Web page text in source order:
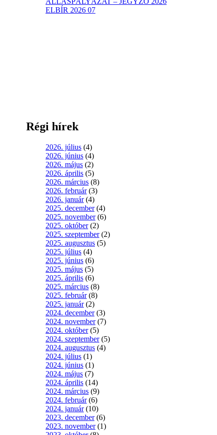
ELBÍR 2026 07
Régi hírek
2026. július (4)
2026. június (4)
2026. május (2)
2026. április (5)
2026. március (8)
2026. február(3)
2026. január(4)
2025. december(4)
2025. november(6)
2025. október(2)
2025. szeptember(2)
2025. augusztus (5)
2025. július (4)
2025. június (6)
2025. május (5)
2025. április (6)
2025. március (8)
2025. február(8)
2025. január(2)
2024. december(3)
2024. november(7)
2024. október(5)
2024. szeptember(5)
2024. augusztus (4)
2024. július (1)
2024. június (1)
2024. május (7)
2024. április (14)
2024. március (9)
2024. február(6)
2024. január(10)
2023. december(6)
2023. november(1)